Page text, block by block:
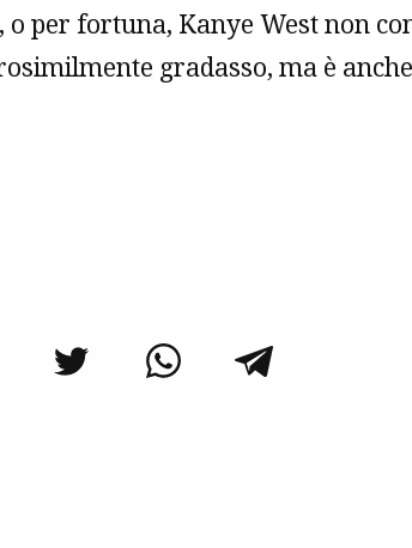
per fortuna, Kanye West non
gradasso, ma è